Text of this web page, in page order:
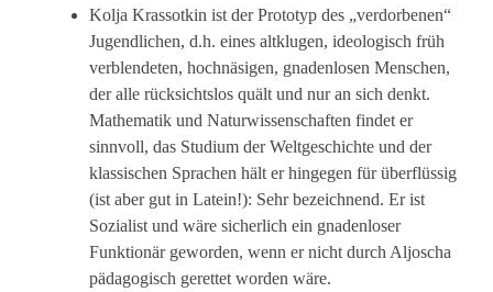
Kolja Krassotkin ist der Prototyp des „verdorbenen“
Jugendlichen, d.h. eines altklugen, ideologisch früh
verblendeten, hochnäsigen, gnadenlosen Menschen,
der alle rücksichtslos quält und nur an sich denkt.
Mathematik und Naturwissenschaften findet er
sinnvoll, das Studium der Weltgeschichte und der
klassischen Sprachen hält er hingegen für überflüssig
(ist aber gut in Latein!): Sehr bezeichnend. Er ist
Sozialist und wäre sicherlich ein gnadenloser
Funktionär geworden, wenn er nicht durch Aljoscha
pädagogisch gerettet worden wäre.